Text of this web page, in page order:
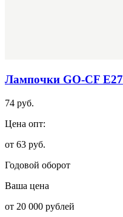
Лампочки GO-CF Е27
74 руб.
Цена опт:
от 63 руб.
Годовой оборот
Ваша цена
от 20 000 рублей